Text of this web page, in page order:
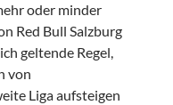
oder minder
Red Bull Salzburg
geltende Regel,
von
Liga aufsteigen